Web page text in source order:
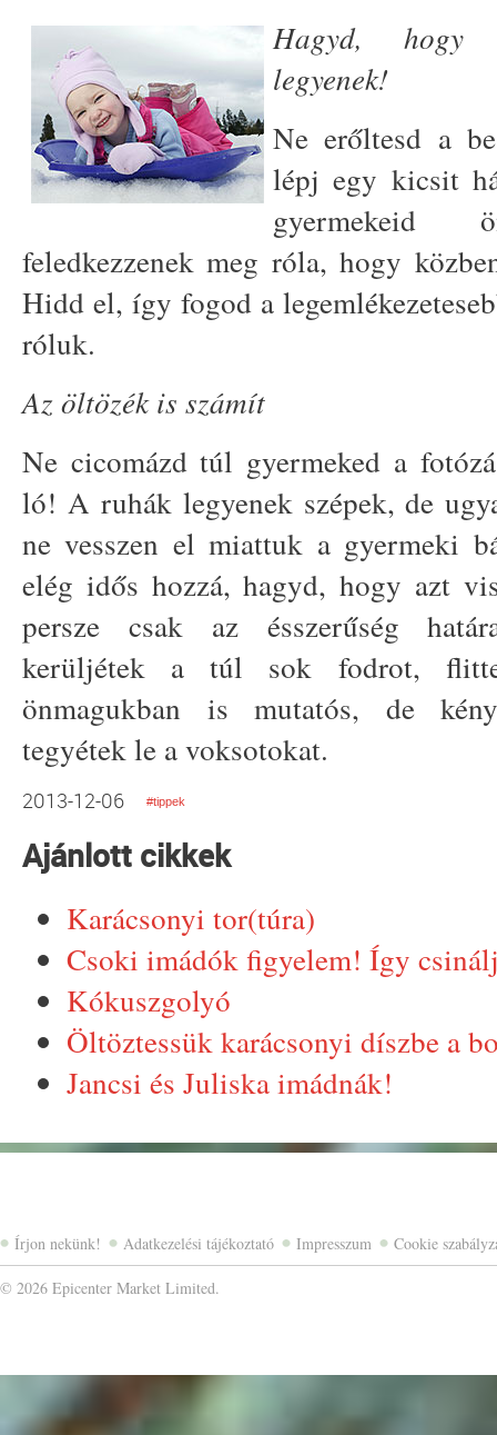
Hagyd, hogy
legyenek!
Ne erőltesd a
lépj egy kicsit
gyermekeid
feledkezzenek meg róla, hogy
Hidd el, így fogod a
róluk.
Az öltözék is számít
Ne cicomázd túl gyermeked a
ló! A ruhák legyenek szépek, de
ne vesszen el miattuk a gyermeki
elég idős hozzá, hagyd, hogy azt
persze csak az ésszerűség
kerüljétek a túl sok fodrot,
önmagukban is mutatós, de
tegyétek le a voksotokat.
2013-12-06 #tippek
Ajánlott cikkek
Karácsonyi tor(túra)
Csoki imádók figyelem! Így
Kókuszgolyó
Öltöztessük karácsonyi díszbe a
Jancsi és Juliska imádnák!
Írjon nekünk! Adatkezelési tájékoztató Impresszum Cookie
© 2026 Epicenter Market Limited.